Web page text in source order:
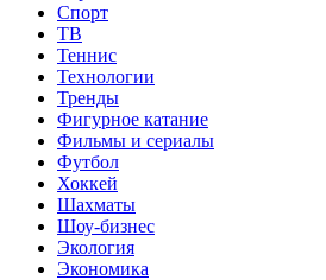
Спорт
ТВ
Теннис
Технологии
Тренды
Фигурное катание
Фильмы и сериалы
Футбол
Хоккей
Шахматы
Шоу-бизнес
Экология
Экономика